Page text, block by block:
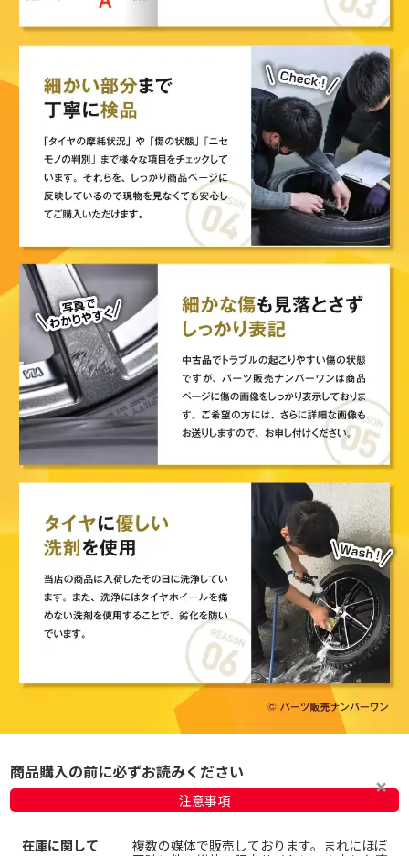
商品購入の前に必ずお読みください
注意事項
在庫に関して
複数の媒体で販売しております。まれにほぼ